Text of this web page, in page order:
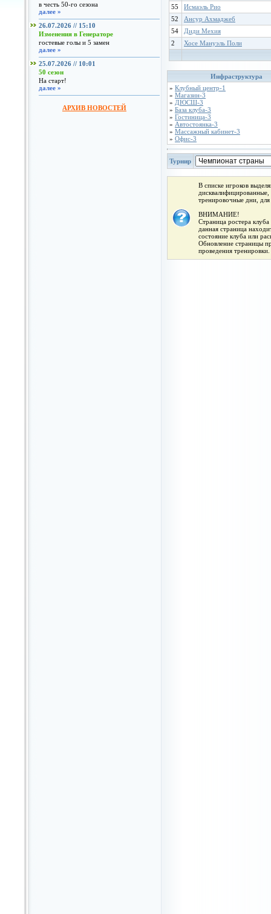
в честь 50-го сезона
далее »
26.07.2026 // 15:10
Изменения в Генераторе
гостевые голы и 5 замен
далее »
25.07.2026 // 10:01
50 сезон
На старт!
далее »
АРХИВ НОВОСТЕЙ
55
Исмаэль Рио
52
Ансур Ахмаджеб
54
Диди Мехия
2
Хосе Мануэль Поли
Инфраструктура
» Клубный центр-1
» Магазин-3
» ДЮСШ-3
» База клуба-3
» Гостиница-3
» Автостоянка-3
» Массажный кабинет-3
» Офис-3
Турнир
В списке игроков
тренировочные дни,
ВНИМАНИЕ!
Страница ростера
данная страница
состояние клуба или
Обновление страницы
проведения тренировки.